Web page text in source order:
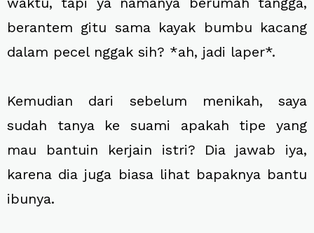
berantem gitu sama kayak bumbu kacang
dalam pecel nggak sih? *ah, jadi laper*.
Kemudian dari sebelum menikah, saya
sudah tanya ke suami apakah tipe yang
mau bantuin kerjain istri? Dia jawab iya,
karena dia juga biasa lihat bapaknya bantu
ibunya.